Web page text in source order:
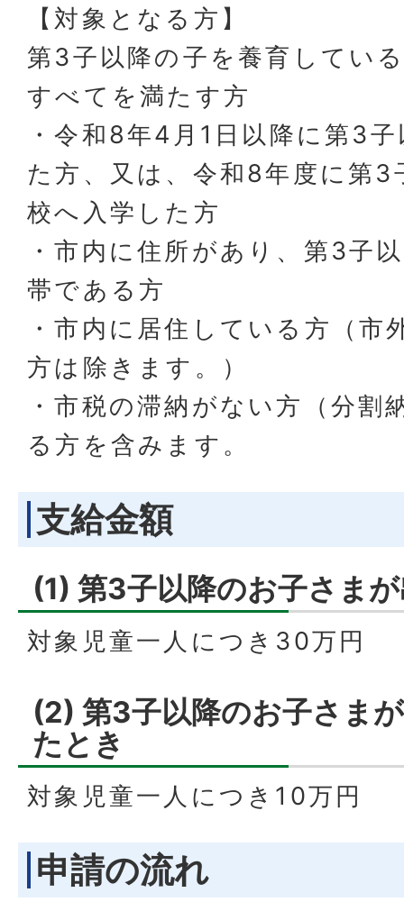
【対象となる方】
第3子以降の子を養育してい
すべてを満たす方
・令和8年4月1日以降に第3
た方、又は、令和8年度に第3
校へ入学した方
・市内に住所があり、第3子
帯である方
・市内に居住している方（市
方は除きます。）
・市税の滞納がない方（分割
る方を含みます。
支給金額
(1) 第3子以降のお子さま
対象児童一人につき30万円
(2) 第3子以降のお子さま
たとき
対象児童一人につき10万円
申請の流れ